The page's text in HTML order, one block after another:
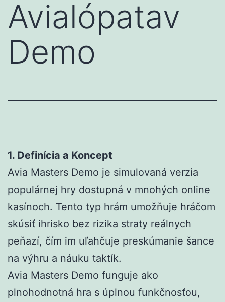
Avialópatav
Demo
1. Definícia a Koncept
Avia Masters Demo je simulovaná verzia
populárnej hry dostupná v mnohých online
kasínoch. Tento typ hrám umožňuje hráčom
skúsiť ihrisko bez rizika straty reálnych
peňazí, čím im uľahčuje preskúmanie šance
na výhru a náuku taktík.
Avia Masters Demo funguje ako
plnohodnotná hra s úplnou funkčnosťou,